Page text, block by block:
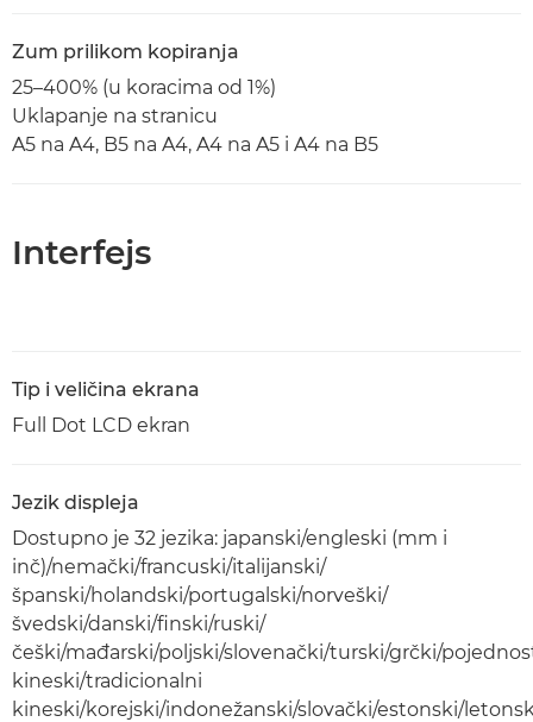
Zum prilikom kopiranja
25–400% (u koracima od 1%)
Uklapanje na stranicu
A5 na A4, B5 na A4, A4 na A5 i A4 na B5
Interfejs
Tip i veličina ekrana
Full Dot LCD ekran
Jezik displeja
Dostupno je 32 jezika: japanski/engleski (mm i
inč)/nemački/francuski/italijanski/
španski/holandski/portugalski/norveški/
švedski/danski/finski/ruski/
češki/mađarski/poljski/slovenački/turski/grčki/
kineski/tradicionalni
kineski/korejski/indonežanski/slovački/estonski/